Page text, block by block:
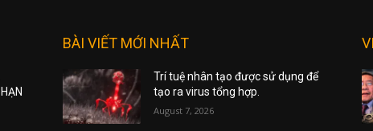
BÀI VIẾT MỚI NHẤT
Trí tuệ nhân tạo được sử dụng để
tạo ra virus tổng hợp.
August 7, 2026